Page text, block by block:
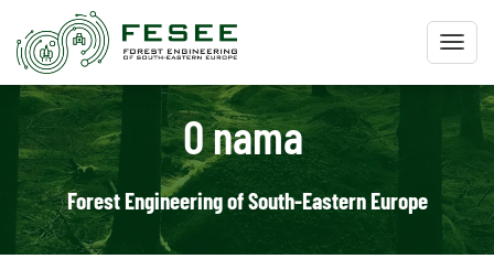
O nama
Forest Engineering of South-Eastern Europe